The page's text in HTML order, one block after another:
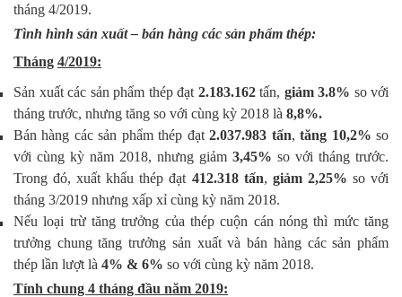
tháng 4/2019.
Tình hình sản xuất – bán hàng các sản phẩm thép:
Tháng 4/2019:
Sản xuất các sản phẩm thép đạt 2.183.162 tấn, giảm 3.8% so với
tháng trước, nhưng tăng so với cùng kỳ 2018 là 8,8%.
Bán hàng các sản phẩm thép đạt2.037.983 tấn,tăng 10,2%so
với cùng kỳ năm 2018, nhưng giảm 3,45% so với tháng trước.
Trong đó, xuất khẩu thép đạt 412.318 tấn, giảm 2,25% so với
tháng 3/2019 nhưng xấp xỉ cùng kỳ năm 2018.
Nếu loại trừ tăng trưởng của thép cuộn cán nóng thì mức tăng
trưởng chung tăng trưởng sản xuất và bán hàng các sản phẩm
thép lần lượt là 4% & 6% so với cùng kỳ năm 2018.
Tính chung 4 tháng đầu năm 2019: